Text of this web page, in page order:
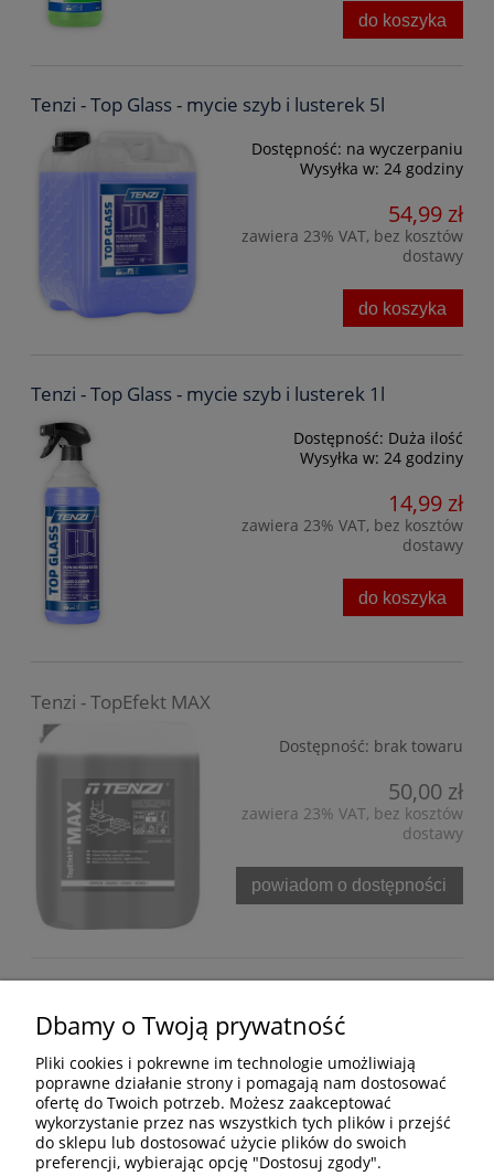
do koszyka
Tenzi - Top Glass - mycie szyb i lusterek 5l
Dostępność: na wyczerpaniu
Wysyłka w: 24 godziny
54,99 zł
zawiera 23% VAT, bez kosztów
dostawy
do koszyka
Tenzi - Top Glass - mycie szyb i lusterek 1l
Dostępność: Duża ilość
Wysyłka w: 24 godziny
14,99 zł
zawiera 23% VAT, bez kosztów
dostawy
do koszyka
Tenzi - TopEfekt MAX
Dostępność: brak towaru
50,00 zł
zawiera 23% VAT, bez kosztów
dostawy
powiadom o dostępności
Bezpieczne formy płatności
Dbamy o Twoją prywatność
Pliki cookies i pokrewne im technologie umożliwiają
poprawne działanie strony i pomagają nam dostosować
ofertę do Twoich potrzeb. Możesz zaakceptować
wykorzystanie przez nas wszystkich tych plików i przejść
do sklepu lub dostosować użycie plików do swoich
preferencji, wybierając opcję "Dostosuj zgody".